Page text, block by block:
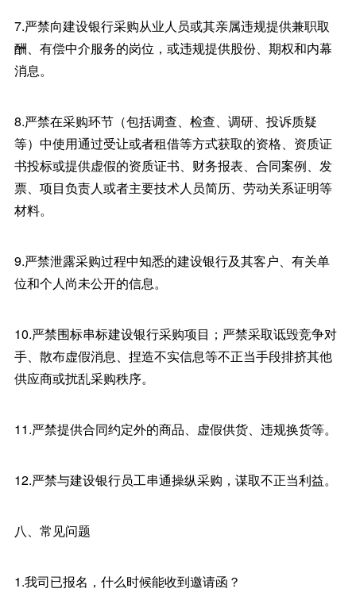
7.严禁向建设银行采购从业人员或其亲属违规提供兼职取
酬、有偿中介服务的岗位，或违规提供股份、期权和内幕
消息。
8.严禁在采购环节（包括调查、检查、调研、投诉质疑
等）中使用通过受让或者租借等方式获取的资格、资质证
书投标或提供虚假的资质证书、财务报表、合同案例、发
票、项目负责人或者主要技术人员简历、劳动关系证明等
材料。
9.严禁泄露采购过程中知悉的建设银行及其客户、有关单
位和个人尚未公开的信息。
10.严禁围标串标建设银行采购项目；严禁采取诋毁竞争对
手、散布虚假消息、捏造不实信息等不正当手段排挤其他
供应商或扰乱采购秩序。
11.严禁提供合同约定外的商品、虚假供货、违规换货等。
12.严禁与建设银行员工串通操纵采购，谋取不正当利益。
八、常见问题
1.我司已报名，什么时候能收到邀请函？